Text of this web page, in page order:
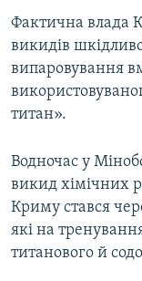
Фактична влада
викидів
випаровування
титан».
Водночас у
викид хімічних
Криму стався
які на
титанового й